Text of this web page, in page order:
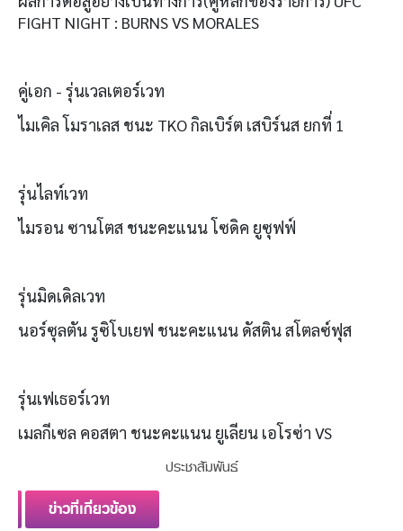
FIGHT NIGHT : BURNS VS MORALES
คู่เอก - รุ่นเวลเตอร์เวท
ไมเคิล โมราเลส ชนะ TKO กิลเบิร์ต เสบิร์นส ยกที่ 1
รุ่นไลท์เวท
ไมรอน ซานโตส ชนะคะแนน โซดิค ยูซุฟฟ์
รุ่นมิดเดิลเวท
นอร์ซุลตัน รูซิโบเยฟ ชนะคะแนน ดัสติน สโตลซ์ฟุส
รุ่นเฟเธอร์เวท
เมลกีเซล คอสตา ชนะคะแนน ยูเลียน เอโรซ่า VS
ประชาสัมพันธ์
ข่าวที่เกี่ยวข้อง